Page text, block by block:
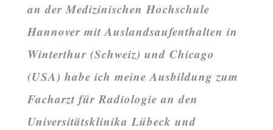
an der Medizinischen Hochschule
Hannover mit Auslandsaufenthalten in
Winterthur (Schweiz) und Chicago
(USA) habe ich meine Ausbildung zum
Facharzt für Radiologie an den
Universitätsklinika Lübeck und